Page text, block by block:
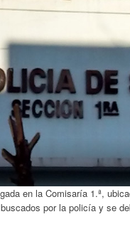
en la Comisaría 1.ª,
por la policía y se